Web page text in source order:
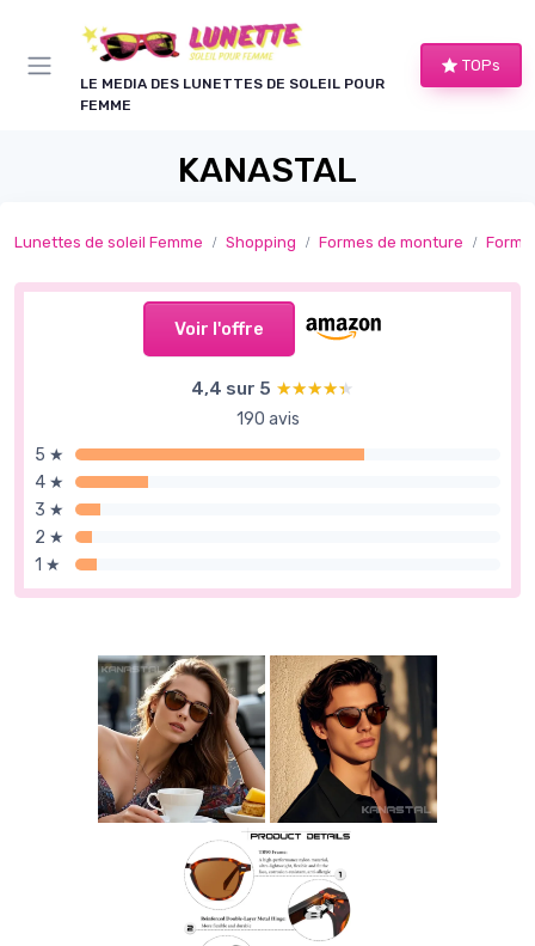
LE MEDIA DES LUNETTES DE SOLEIL POUR
FEMME
TOPs
KANASTAL
Lunettes de soleil Femme Shopping Formes de monture
Voir l'offre
4,4 sur 5 ★★★★★
★★★★★
190 avis
5 ★
4 ★
3 ★
2 ★
1 ★